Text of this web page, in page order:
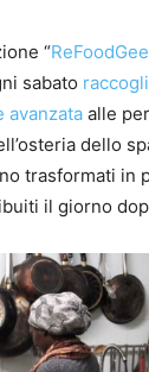
“
sabato
avanzata alle
dello
trasformati in
il giorno